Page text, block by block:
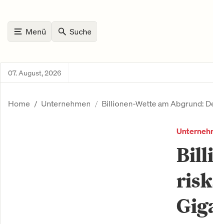
Menü Suche
07. August, 2026
Home Unternehmen Billionen-Wette am Abgrund: